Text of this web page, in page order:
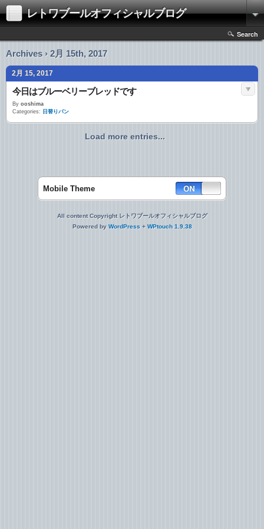
レトワブールオフィシャルブログ
Search
Archives › 2月 15th, 2017
2月 15, 2017
今日はブルーベリーブレッドです
By ooshima
Categories: 日替りパン
Load more entries...
Mobile Theme
All content Copyright レトワブールオフィシャルブログ
Powered by WordPress + WPtouch 1.9.38